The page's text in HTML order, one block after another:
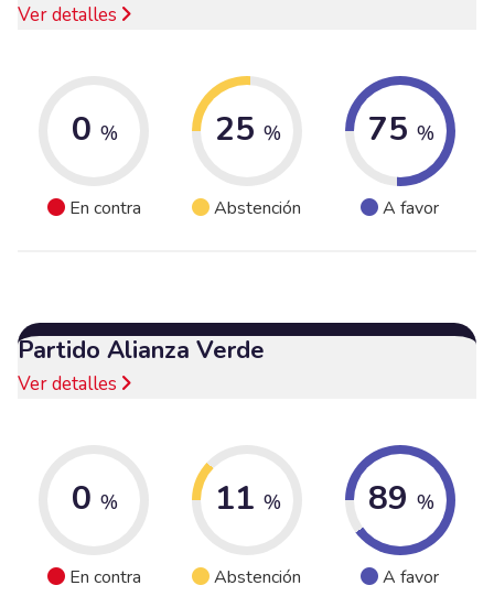
Ver detalles
0 %
En contra
25 %
Abstención
75 %
A favor
Partido Alianza Verde
Ver detalles
0 %
En contra
11 %
Abstención
89 %
A favor